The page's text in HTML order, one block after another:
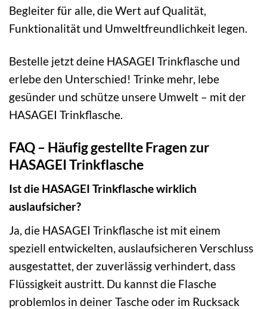
Begleiter für alle, die Wert auf Qualität,
Funktionalität und Umweltfreundlichkeit legen.
Bestelle jetzt deine HASAGEI Trinkflasche und
erlebe den Unterschied! Trinke mehr, lebe
gesünder und schütze unsere Umwelt – mit der
HASAGEI Trinkflasche.
FAQ – Häufig gestellte Fragen zur
HASAGEI Trinkflasche
Ist die HASAGEI Trinkflasche wirklich
auslaufsicher?
Ja, die HASAGEI Trinkflasche ist mit einem
speziell entwickelten, auslaufsicheren Verschluss
ausgestattet, der zuverlässig verhindert, dass
Flüssigkeit austritt. Du kannst die Flasche
problemlos in deiner Tasche oder im Rucksack